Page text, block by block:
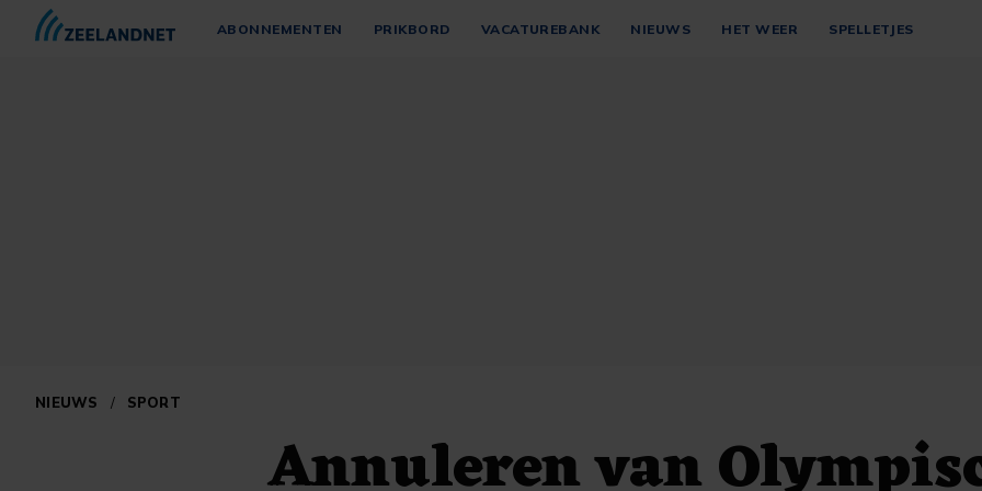
ABONNEMENTEN PRIKBORD VACATUREBANK NIEUWS HET WEER SPELLETJES
NIEUWS / SPORT